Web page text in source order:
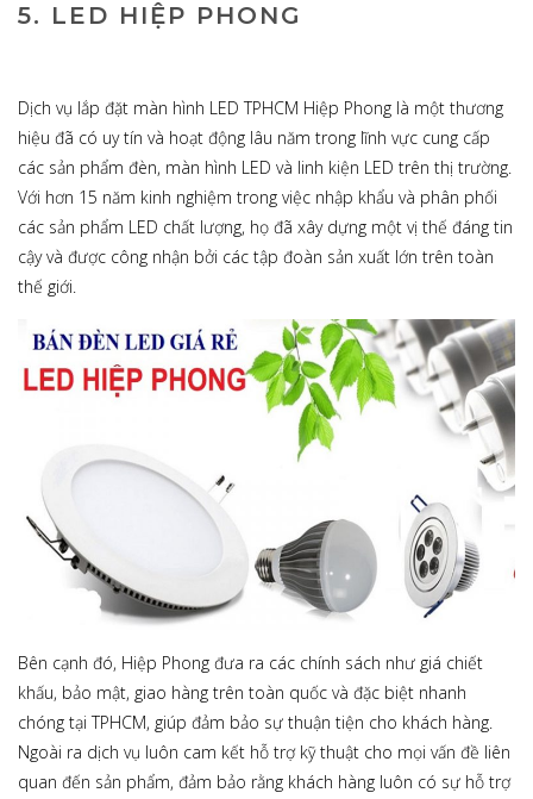
5. LED HIỆP PHONG
Dịch vụ lắp đặt màn hình LED TPHCM Hiệp Phong là một thương
hiệu đã có uy tín và hoạt động lâu năm trong lĩnh vực cung cấp
các sản phẩm đèn, màn hình LED và linh kiện LED trên thị trường.
Với hơn 15 năm kinh nghiệm trong việc nhập khẩu và phân phối
các sản phẩm LED chất lượng, họ đã xây dựng một vị thế đáng tin
cậy và được công nhận bởi các tập đoàn sản xuất lớn trên toàn
thế giới.
Bên cạnh đó, Hiệp Phong đưa ra các chính sách như giá chiết
khấu, bảo mật, giao hàng trên toàn quốc và đặc biệt nhanh
chóng tại TPHCM, giúp đảm bảo sự thuận tiện cho khách hàng.
Ngoài ra dịch vụ luôn cam kết hỗ trợ kỹ thuật cho mọi vấn đề liên
quan đến sản phẩm, đảm bảo rằng khách hàng luôn có sự hỗ trợ